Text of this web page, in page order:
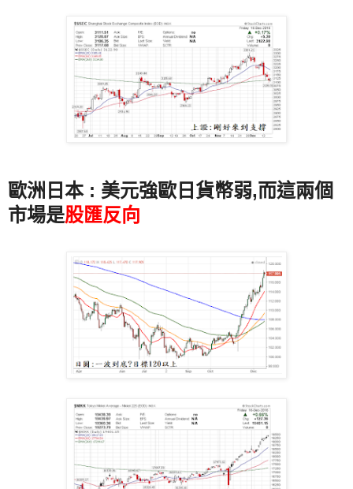
歐洲日本 : 美元強歐日貨幣弱,而這兩個
市場是股匯反向